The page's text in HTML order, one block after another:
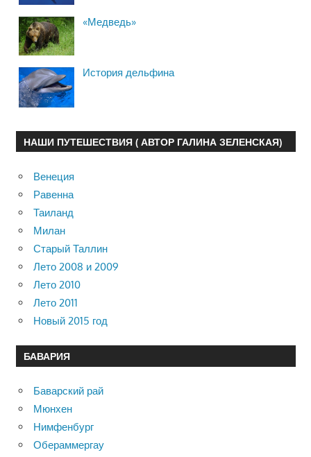
«Медведь»
История дельфина
НАШИ ПУТЕШЕСТВИЯ ( АВТОР ГАЛИНА ЗЕЛЕНСКАЯ)
Венеция
Равенна
Таиланд
Милан
Старый Таллин
Лето 2008 и 2009
Лето 2010
Лето 2011
Новый 2015 год
БАВАРИЯ
Баварский рай
Мюнхен
Нимфенбург
Обераммергау